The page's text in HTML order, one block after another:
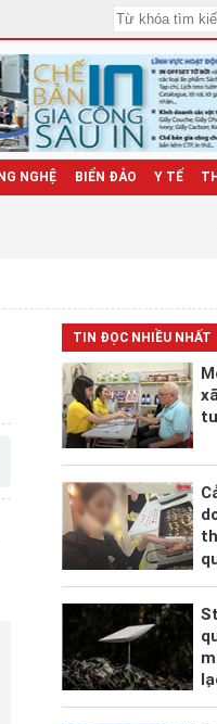
NGHỆ BIỂN ĐẢO Y TẾ
TIN ĐỌC NHIỀU NHẤT